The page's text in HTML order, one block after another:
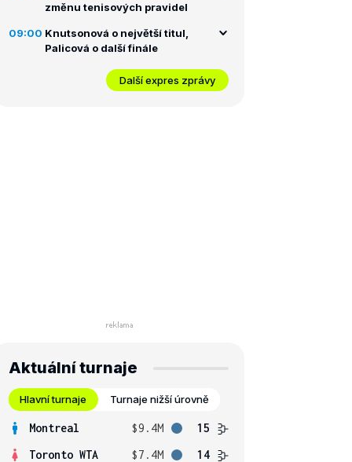
změnu tenisových pravidel
09:00 Knutsonová o největší titul,
Palicová o další finále
Další expres zprávy
Aktuální turnaje
Hlavní turnaje Turnaje nižší úrovně
Montreal $9.4M
15
Toronto WTA
$7.4M 14